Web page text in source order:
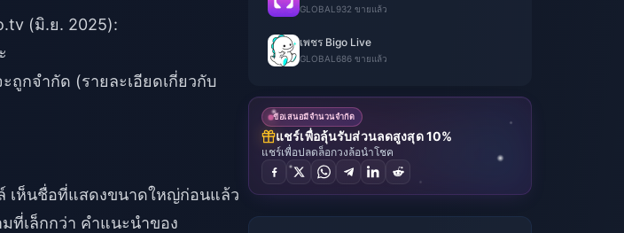
(มิ.ย. 2025):
ถูกจำกัด (รายละเอียดเกี่ยวกับ
เห็นชื่อที่แสดงขนาดใหญ่ก่อนแล้ว
ที่เล็กกว่า คำแนะนำของ
GLOBAL 932 ขายแล้ว
เพชร Bigo Live
GLOBAL 686 ขายแล้ว
ข้อเสนอมีจำนวนจำกัด
แชร์เพื่อลุ้นรับส่วนลดสูงสุด 10%
แชร์เพื่อปลดล็อกวงล้อนำโชค